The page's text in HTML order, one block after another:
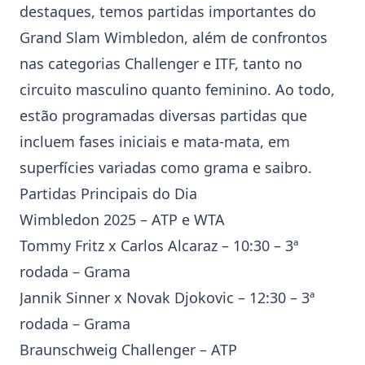
destaques, temos partidas importantes do
Grand Slam Wimbledon, além de confrontos
nas categorias Challenger e ITF, tanto no
circuito masculino quanto feminino. Ao todo,
estão programadas diversas partidas que
incluem fases iniciais e mata-mata, em
superfícies variadas como grama e saibro.
Partidas Principais do Dia
Wimbledon 2025 – ATP e WTA
Tommy Fritz x Carlos Alcaraz – 10:30 – 3ª
rodada – Grama
Jannik Sinner x Novak Djokovic – 12:30 – 3ª
rodada – Grama
Braunschweig Challenger – ATP